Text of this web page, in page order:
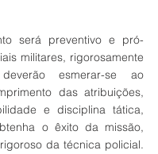
será preventivo e pró-
militares, rigorosamente
deverão esmerar-se ao
das atribuições,
e disciplina tática,
o êxito da missão,
da técnica policial.